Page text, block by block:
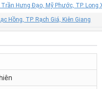
Trần Hưng Đạo, Mỹ Phước, TP. Long
Hồng, TP. Rạch Giá, Kiên Giang